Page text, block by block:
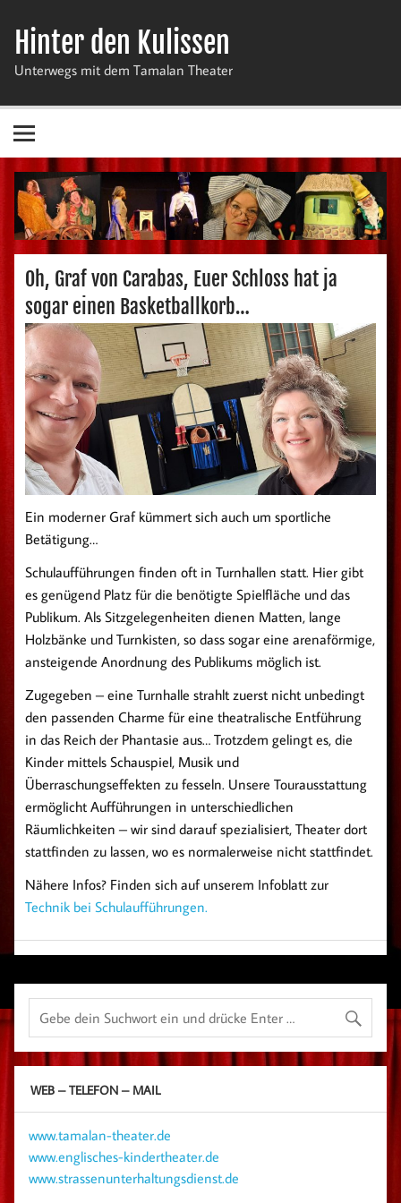
springen
Hinter den Kulissen
Unterwegs mit dem Tamalan Theater
Oh, Graf von Carabas, Euer Schloss hat ja
sogar einen Basketballkorb…
Ein moderner Graf kümmert sich auch um sportliche
Betätigung…
Schulaufführungen finden oft in Turnhallen statt. Hier gibt
es genügend Platz für die benötigte Spielfläche und das
Publikum. Als Sitzgelegenheiten dienen Matten, lange
Holzbänke und Turnkisten, so dass sogar eine arenaförmige,
ansteigende Anordnung des Publikums möglich ist.
Zugegeben – eine Turnhalle strahlt zuerst nicht unbedingt
den passenden Charme für eine theatralische Entführung
in das Reich der Phantasie aus… Trotzdem gelingt es, die
Kinder mittels Schauspiel, Musik und
Überraschungseffekten zu fesseln. Unsere Tourausstattung
ermöglicht Aufführungen in unterschiedlichen
Räumlichkeiten – wir sind darauf spezialisiert, Theater dort
stattfinden zu lassen, wo es normalerweise nicht stattfindet.
Nähere Infos? Finden sich auf unserem Infoblatt zur
Technik bei Schulaufführungen.
WEB – TELEFON – MAIL
www.tamalan-theater.de
www.englisches-kindertheater.de
www.strassenunterhaltungsdienst.de